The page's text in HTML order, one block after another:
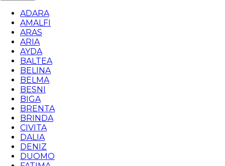
ADARA
AMALFI
ARAS
ARIA
AYDA
BALTEA
BELINA
BELMA
BESNI
BIGA
BRENTA
BRINDA
CIVITA
DALIA
DENIZ
DUOMO